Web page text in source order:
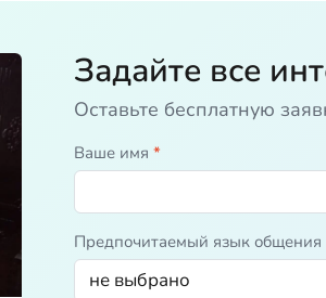
Задайте все
Оставьте бесплатную
Ваше имя *
Предпочитаемый язык общения